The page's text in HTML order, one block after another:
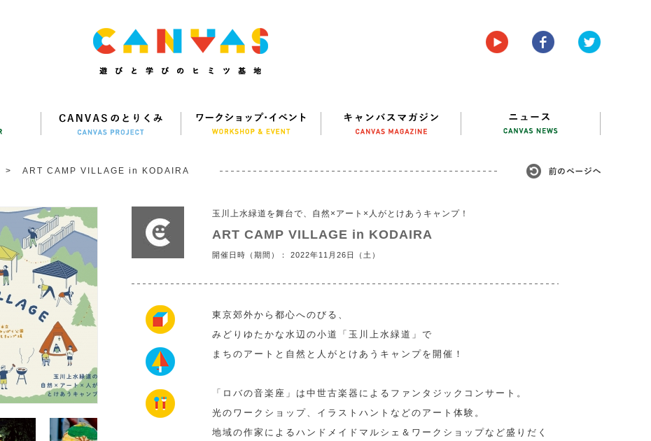
> ART CAMP VILLAGE in KODAIRA
玉川上水緑道を舞台で、自然×アート×人がとけあうキャンプ！
ART CAMP VILLAGE in KODAIRA
開催日時（期間）： 2022年11月26日（土）
東京郊外から都心へのびる、
みどりゆたかな水辺の小道「玉川上水緑道」で
まちのアートと自然と人がとけあうキャンプを開催！
「ロバの音楽座」は中世古楽器によるファンタジックコンサート。
光のワークショップ、イラストハントなどのアート体験。
地域の作家によるハンドメイドマルシェ＆ワークショップなど盛りだく